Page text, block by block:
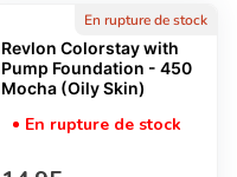
En rupture de stock
Revlon Colorstay with
Pump Foundation - 450
Mocha (Oily Skin)
En rupture de stock